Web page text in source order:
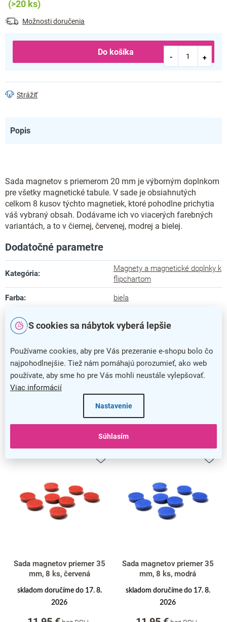
S cookies sa nábytok vyberá lepšie
Používame cookies, aby pre Vás prezeranie e-shopu bolo čo
najpohodlnejšie. Tiež nám pomáhajú porozumieť, ako web
používate, aby sme ho pre Vás mohli neustále vylepšovať.
Viac informácií
Nastavenie
Súhlasím
(>20 ks)
Možnosti doručenia
Do košíka
Strážiť
Popis
Sada magnetov s priemerom 20 mm je výborným doplnkom
pre všetky magnetické tabule. V sade je obsiahnutých
celkom 8 kusov týchto magnetiek, ktoré pohodlne prichytia
váš vybraný obsah. Dodávame ich vo viacerých farebných
variantách, a to v čiernej, červenej, modrej a bielej.
Dodatočné parametre
Kategória:
Magnety a magnetické doplnky k
flipchartom
Farba: biela
Záruka
barva: biela
nazev
Podobné produkty
Sada magnetov priemer 35
mm, 8 ks, červená
skladom doručíme do 17. 8.
2026
Sada magnetov priemer 35
mm, 8 ks, modrá
skladom doručíme do 17. 8.
2026